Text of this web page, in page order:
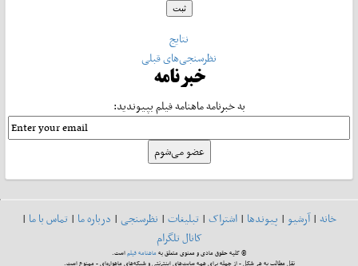
نتایج
نظرسنجی‌های قبلی
خبرنامه
به خبرنامه ماهنامه فیلم بپیوندید:
خانه|آرشیو| پیوندها| اشتراک| تبلیغات| نظرسنجی| درباره ما| تماس با ما|
کانال تلگرام
© کلیه حقوق مادی و معنوی متعلق بهماهنامه فیلماست.
نقل مطالب به هر شکل - از جمله برای همه سایت‌های اینترنتی و شبکه‌های ماهواره‌ای - ممنوع است.